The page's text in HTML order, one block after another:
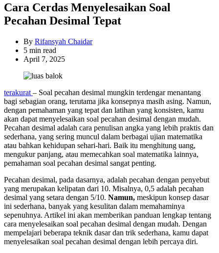
Cara Cerdas Menyelesaikan Soal
Pecahan Desimal Tepat
By Rifansyah Chaidar
Estimated
read
5 min read
April 7, 2025
terakurat – Soal pecahan desimal mungkin terdengar menantang
bagi sebagian orang, terutama jika konsepnya masih asing. Namun,
dengan pemahaman yang tepat dan latihan yang konsisten, kamu
akan dapat menyelesaikan soal pecahan desimal dengan mudah.
Pecahan desimal adalah cara penulisan angka yang lebih praktis dan
sederhana, yang sering muncul dalam berbagai ujian matematika
atau bahkan kehidupan sehari-hari. Baik itu menghitung uang,
mengukur panjang, atau memecahkan soal matematika lainnya,
pemahaman soal pecahan desimal sangat penting.
Pecahan desimal, pada dasarnya, adalah pecahan dengan penyebut
yang merupakan kelipatan dari 10. Misalnya, 0,5 adalah pecahan
desimal yang setara dengan 5/10. Namun, meskipun konsep dasar
ini sederhana, banyak yang kesulitan dalam memahaminya
sepenuhnya. Artikel ini akan memberikan panduan lengkap tentang
cara menyelesaikan soal pecahan desimal dengan mudah. Dengan
mempelajari beberapa teknik dasar dan trik sederhana, kamu dapat
menyelesaikan soal pecahan desimal dengan lebih percaya diri.